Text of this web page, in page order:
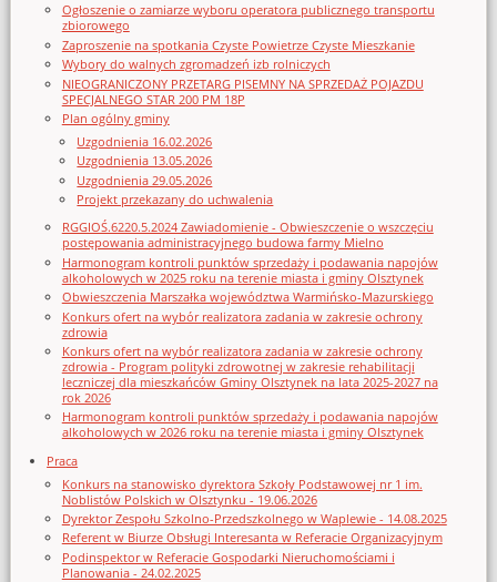
Ogłoszenie o zamiarze wyboru operatora publicznego transportu
zbiorowego
Zaproszenie na spotkania Czyste Powietrze Czyste Mieszkanie
Wybory do walnych zgromadzeń izb rolniczych
NIEOGRANICZONY PRZETARG PISEMNY NA SPRZEDAŻ POJAZDU
SPECJALNEGO STAR 200 PM 18P
Plan ogólny gminy
Uzgodnienia 16.02.2026
Uzgodnienia 13.05.2026
Uzgodnienia 29.05.2026
Projekt przekazany do uchwalenia
RGGIOŚ.6220.5.2024 Zawiadomienie - Obwieszczenie o wszczęciu
postępowania administracyjnego budowa farmy Mielno
Harmonogram kontroli punktów sprzedaży i podawania napojów
alkoholowych w 2025 roku na terenie miasta i gminy Olsztynek
Obwieszczenia Marszałka województwa Warmińsko-Mazurskiego
Konkurs ofert na wybór realizatora zadania w zakresie ochrony
zdrowia
Konkurs ofert na wybór realizatora zadania w zakresie ochrony
zdrowia - Program polityki zdrowotnej w zakresie rehabilitacji
leczniczej dla mieszkańców Gminy Olsztynek na lata 2025-2027 na
rok 2026
Harmonogram kontroli punktów sprzedaży i podawania napojów
alkoholowych w 2026 roku na terenie miasta i gminy Olsztynek
Praca
Konkurs na stanowisko dyrektora Szkoły Podstawowej nr 1 im.
Noblistów Polskich w Olsztynku - 19.06.2026
Dyrektor Zespołu Szkolno-Przedszkolnego w Waplewie - 14.08.2025
Referent w Biurze Obsługi Interesanta w Referacie Organizacyjnym
Podinspektor w Referacie Gospodarki Nieruchomościami i
Planowania - 24.02.2025